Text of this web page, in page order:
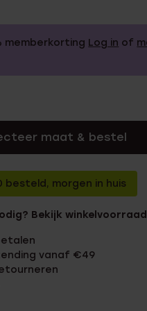
memberkorting Log in of
maat & bestel
besteld, morgen in huis
Bekijk winkelvoorraad
vanaf €49